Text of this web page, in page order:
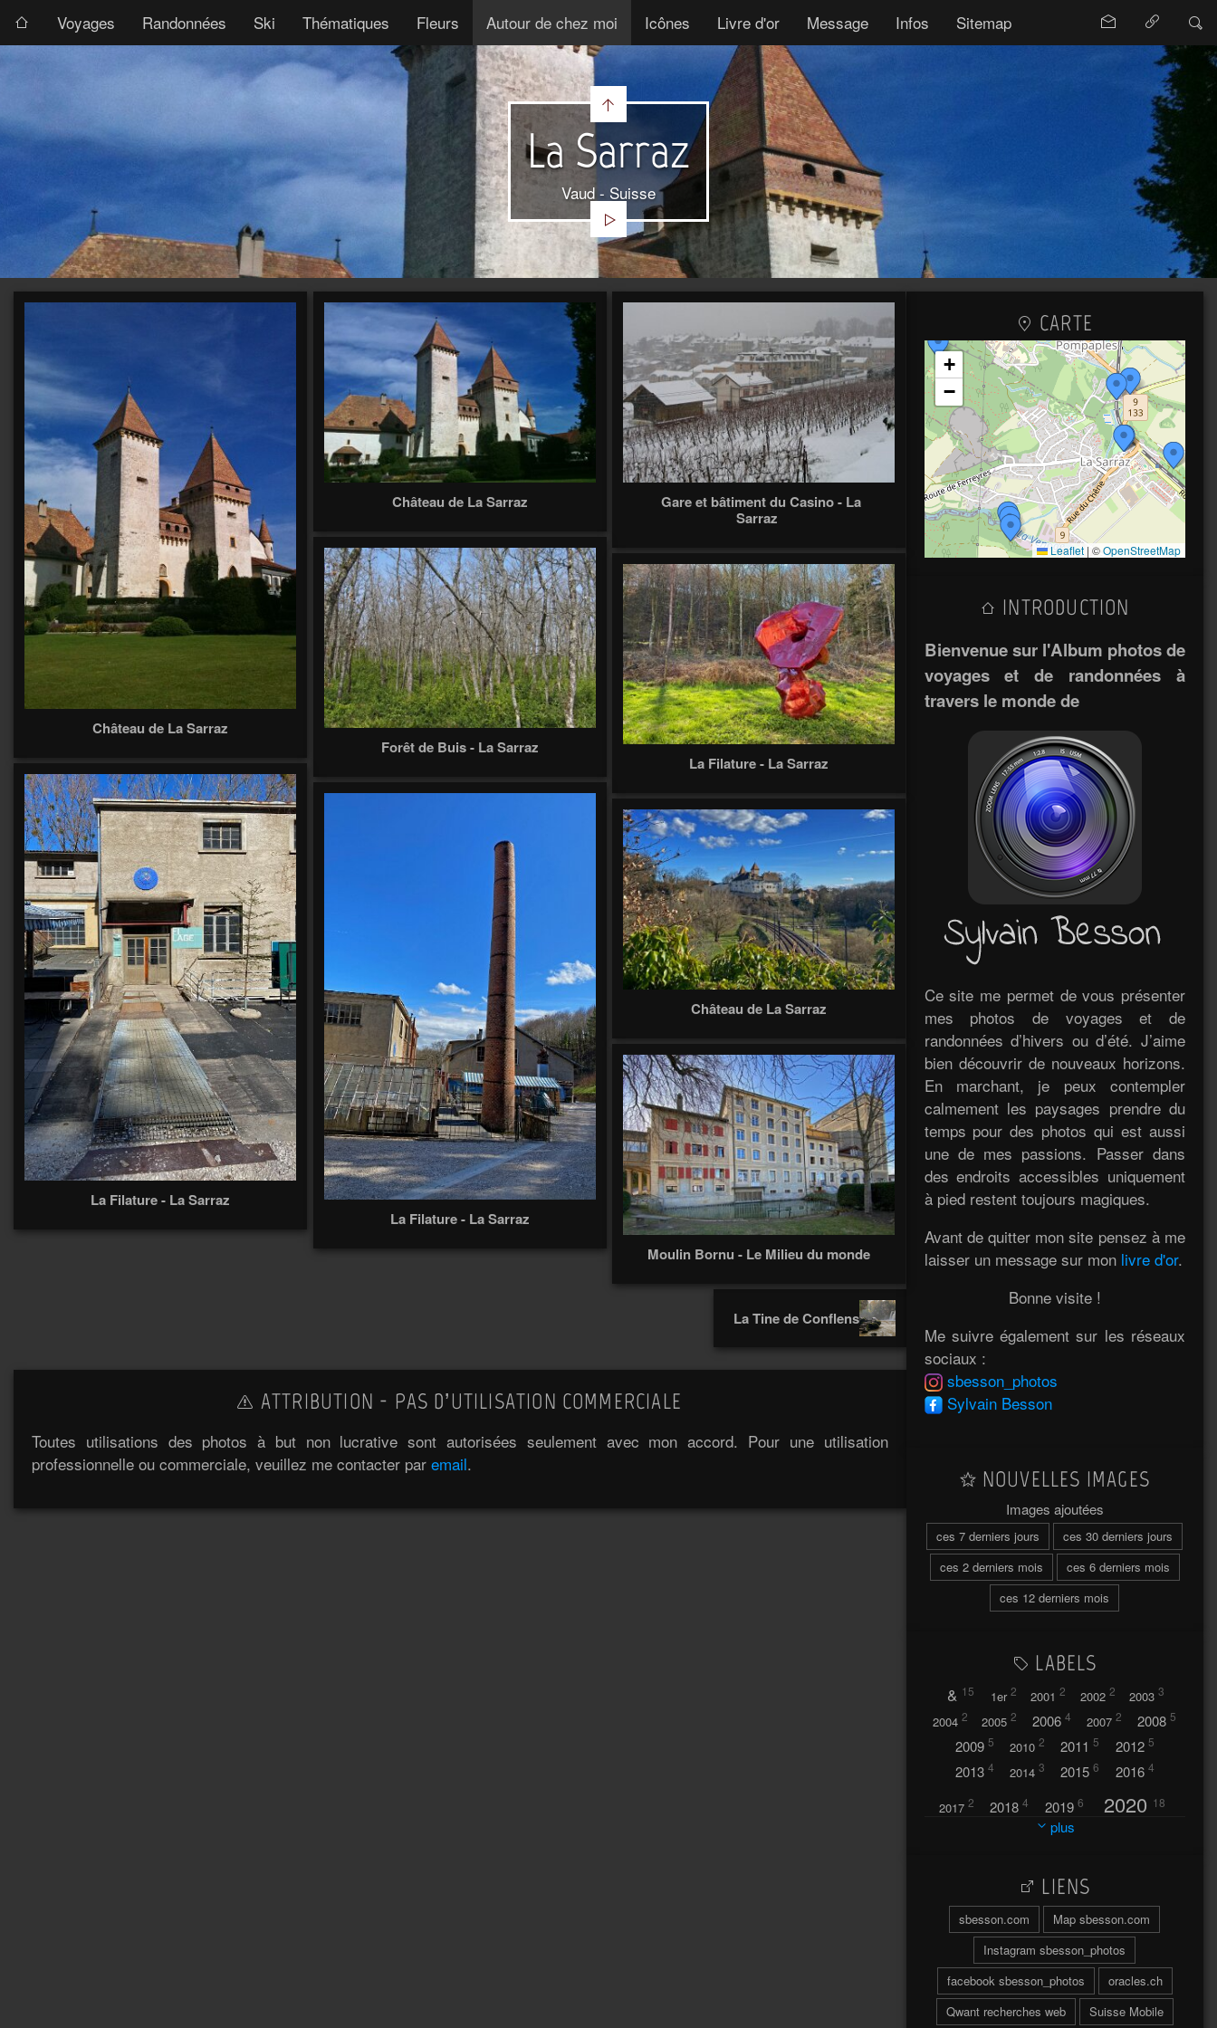
Voyages Randonnées Ski Thématiques Fleurs Autour de chez moi Icônes Livre d'or Message Infos Sitemap
La Sarraz
Vaud - Suisse
Château de La Sarraz
Château de La Sarraz
Gare et bâtiment du Casino - La
Sarraz
Forêt de Buis - La Sarraz
La Filature - La Sarraz
La Filature - La Sarraz
La Filature - La Sarraz
Château de La Sarraz
Moulin Bornu - Le Milieu du monde
La Tine de Conflens
ATTRIBUTION - PAS D’UTILISATION COMMERCIALE
Toutes utilisations des photos à but non lucrative sont autorisées seulement avec mon accord. Pour une utilisation
professionnelle ou commerciale, veuillez me contacter par email.
CARTE
+
−
Leaflet | ©OpenStreetMap
INTRODUCTION
Bienvenue sur l'Album photos de
voyages et de randonnées à
travers le monde de
Ce site me permet de vous présenter
mes photos de voyages et de
randonnées d’hivers ou d’été. J’aime
bien découvrir de nouveaux horizons.
En marchant, je peux contempler
calmement les paysages prendre du
temps pour des photos qui est aussi
une de mes passions. Passer dans
des endroits accessibles uniquement
à pied restent toujours magiques.
Avant de quitter mon site pensez à me
laisser un message sur mon livre d'or.
Bonne visite !
Me suivre également sur les réseaux
sociaux :
sbesson_photos
Sylvain Besson
NOUVELLES IMAGES
Images ajoutées
ces 7 derniers jours
ces 30 derniers jours
ces 2 derniers mois
ces 6 derniers mois
ces 12 derniers mois
LABELS
& 15 1er 2 2001 2 2002 2 2003 3
2004 2 2005 2 2006 4 2007 2 2008 5
2009 5 2010 2 2011 5 2012 5
2013 4 2014 3 2015 6 2016 4
2017 2 2018 4 2019 6 2020 18
2023 32 2024
2025 44 2026 27 5
A travers l'hublot 17
Abländschen 3 Açores
plus
LIENS
sbesson.com
Map sbesson.com
Instagram sbesson_photos
facebook sbesson_photos
oracles.ch
Qwant recherches web
Suisse Mobile